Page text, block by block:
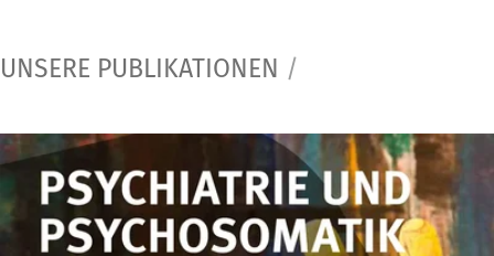
UNSERE PUBLIKATIONEN /